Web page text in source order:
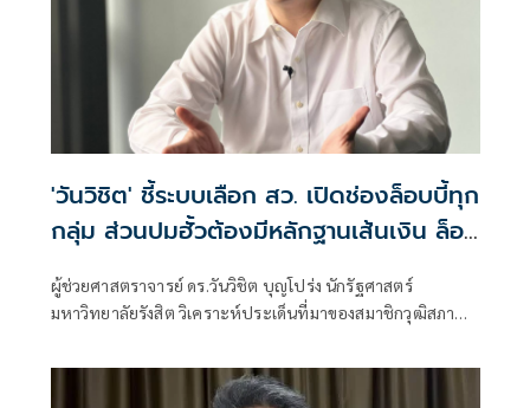
'วันวิชิต' ชี้ระบบเลือก สว. เปิดช่องล็อบบี้ทุก
กลุ่ม ส่วนปมฮั้วต้องมีหลักฐานเส้นเงิน ล็อก
กระแส แต่ไร้ Impact ทางกฎหมาย
ผู้ช่วยศาสตราจารย์ ดร.วันวิชิต บุญโปร่ง นักรัฐศาสตร์
มหาวิทยาลัยรังสิต วิเคราะห์ประเด็นที่มาของสมาชิกวุฒิสภา
สมัครต้องแนะนำตัว แลกเปลี่ยนข้อมูล และประสานการ
สนับสนุนระหว่างกัน โดยเฉพาะการเลือกในรอบไขว้ ซึ่งหากผู้